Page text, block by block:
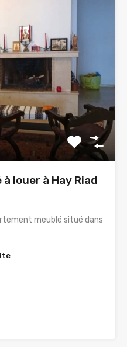
louer à Hay Riad
meublé situé dans